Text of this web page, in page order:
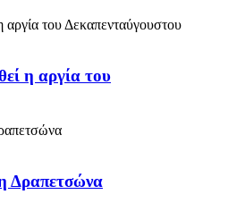
η αργία του
Δραπετσώνα